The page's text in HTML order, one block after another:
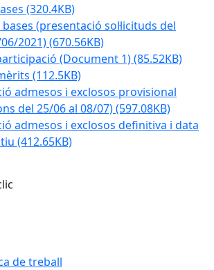
(320.4KB)
(presentació sol·licituds del
2021)(670.56KB)
(Document 1)(85.52KB)
(112.5KB)
admesos i exclosos provisional
del 25/06 al 08/07)(597.08KB)
admesos i exclosos definitiva i data
(412.65KB)
de treball